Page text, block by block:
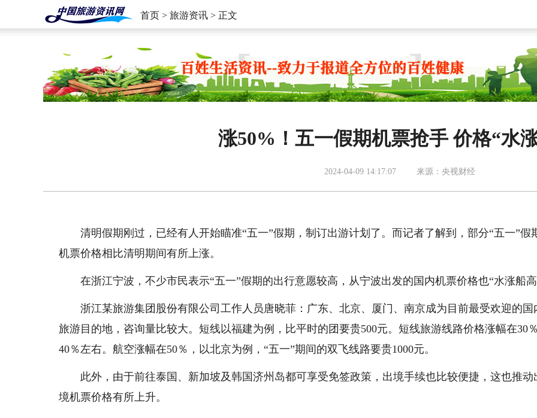
首页 > 旅游资讯 > 正文
涨50%！五一假期机票抢手 价格“水
2024-04-09 14:17:07 来源：央视财经
清明假期刚过，已经有人开始瞄准“五一”假期，制订出游计划了。而记者了解到，部分“五一”假
机票价格相比清明期间有所上涨。
在浙江宁波，不少市民表示“五一”假期的出行意愿较高，从宁波出发的国内机票价格也“水涨船
浙江某旅游集团股份有限公司工作人员唐晓菲：广东、北京、厦门、南京成为目前最受欢迎的国
旅游目的地，咨询量比较大。短线以福建为例，比平时的团要贵500元。短线旅游线路价格涨幅在30
40％左右。航空涨幅在50％，以北京为例，“五一”期间的双飞线路要贵1000元。
此外，由于前往泰国、新加坡及韩国济州岛都可享受免签政策，出境手续也比较便捷，这也推动
境机票价格有所上升。